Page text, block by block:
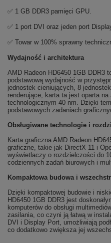
✅ 1 GB DDR3 pamięci GPU.
✅ 1 port DVI oraz jeden port
✅ Towar w 100% sprawny
Wydajność i architektura
AMD Radeon HD6450 1GB DDR3
podstawową wydajność w
jednostek cieniujących, 8
renderujące, karta ta jest oparta
technologicznym 40 nm. Dzięki
podstawowych zadaniach
Obsługiwane technologie i
Karta graficzna AMD Radeon
graficzne, takie jak DirectX 11 i
wyświetlaczy o rozdzielczości do
codziennych zadań biurowych i
Kompaktowa budowa i
Dzięki kompaktowej budowie i
HD6450 1GB DDR3 jest
komputerów do obsługi
zasilania, co czyni ją łatwą w
DVI i Display Port, umożliwiają
co dodatkowo zwiększa jej